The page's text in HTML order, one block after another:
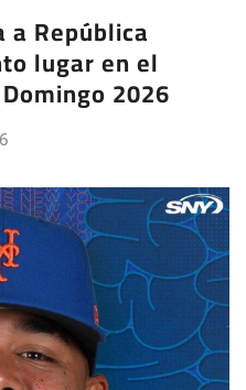
República
lugar en el
2026